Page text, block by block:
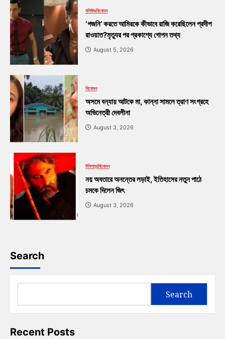
বলিউডবিনোদন
‘গজনি’ করতে আমিরকে কীভাবে রাজি করেছিলেন প্রদীপ
রাওয়াত?মৃত্যুর পর প্রকাশ্যে গোপন তথ্য
August 5, 2026
বিনোদন
অসমে বন্যায় আটকে মা, কান্না সামলে ত্রাণ সংগ্রহে
অভিনেত্রী দেবলীনা
August 3, 2026
টলিপাড়াবিনোদন
নয় অবতারে অনন্তের লড়াই, ইতিহাসের নতুন পাঠে
চমকে দিলেন জিৎ
August 3, 2026
Search
Search
Recent Posts